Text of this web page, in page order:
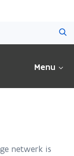
Menu
netwerk is